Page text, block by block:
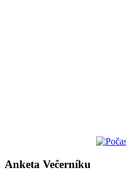
Anketa Večerníku